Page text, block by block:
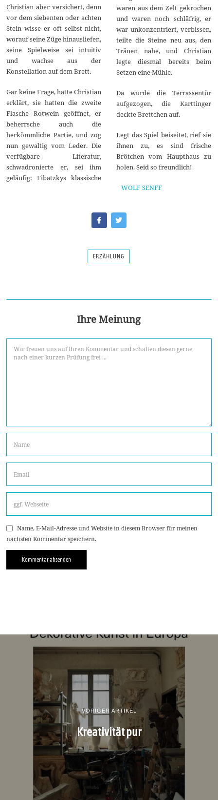
Christian aber versichert, denn
vor dem siebenten oder achten
Stein wisse er oft selbst nicht,
worauf seine Züge hinausliefen,
seine Spielweise sei intuitiv
und wachse aus der
Konstellation auf dem Brett.
Gar keine Frage, hatte Christian
erklärt, sie hatten die zweite
Flasche Rotwein geöffnet, er
beherrsche auch die
herkömmliche Partie, und zog
nun gewaltig vom Leder. Die
verfügbare Literatur,
schwadronierte er, sei ihm
geläufig: Fibatzkys klassische
waren aus dem Zelt gekrochen
und waren noch schläfrig, er
war unkonzentriert, verbissen,
teilte die Steine neu aus, den
Tränen nahe, und Christian
legte diesmal bereits beim
Setzen eine Mühle.
Da wurde die Terrassentür
aufgezogen, die Karttinger
deckte Brettchen auf.
Legt das Spiel beiseite!, rief sie
ihnen zu, es sind frische
Brötchen vom Haupthaus zu
holen. Seid so freundlich!
| WOLF SENFF
ERZÄHLUNG
Ihre Meinung
Name, E-Mail-Adresse und Website in diesem Browser für meinen
nächsten Kommentar speichern.
VORIGER ARTIKEL
Kreativität pur